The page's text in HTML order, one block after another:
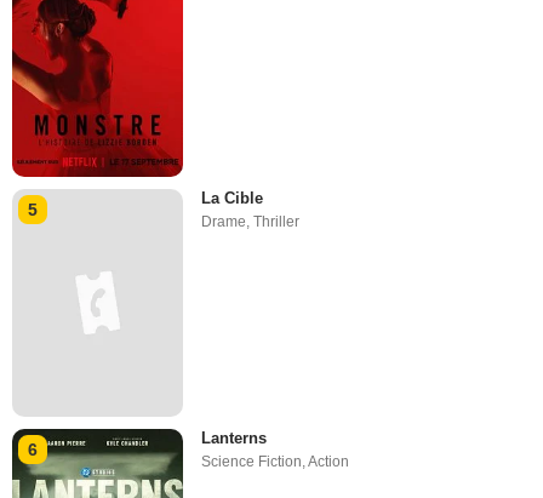
5
La Cible
Drame ,Thriller
6
Lanterns
Science Fiction,Action